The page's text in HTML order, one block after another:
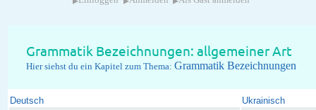
Grammatik Bezeichnungen: allgemeiner Art
Hier siehst du ein Kapitel zum Thema: Grammatik Bezeichnungen
Deutsch Ukrainisch